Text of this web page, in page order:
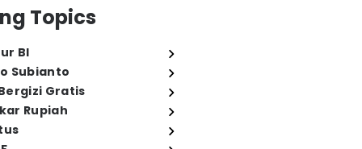
Topics
BI
Subianto
Gratis
Rupiah